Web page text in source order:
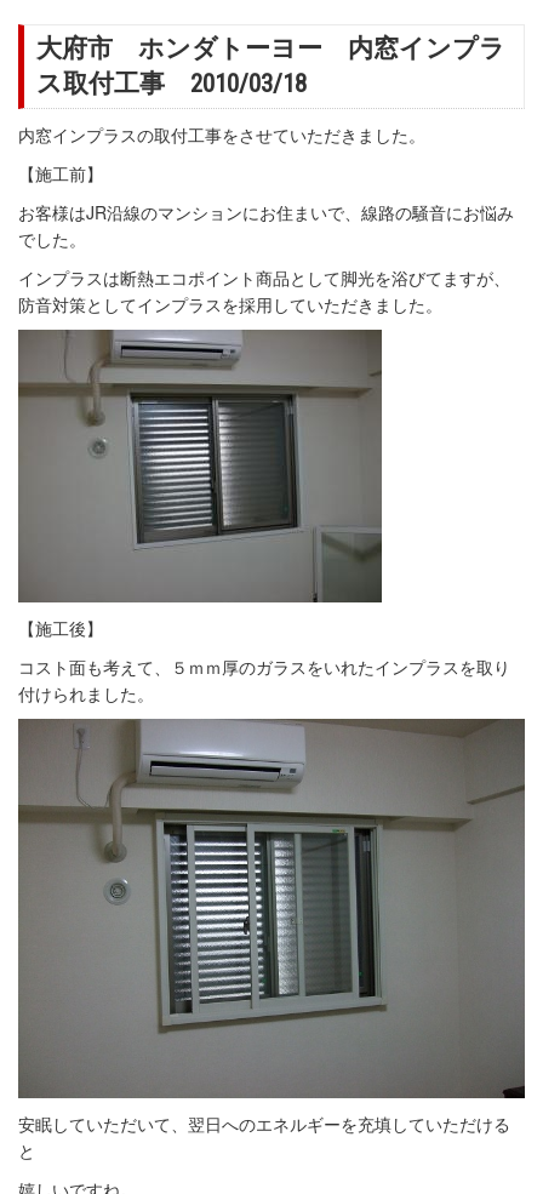
大府市 ホンダトーヨー 内窓インプラ
ス取付工事 2010/03/18
内窓インプラスの取付工事をさせていただきました。
【施工前】
お客様はJR沿線のマンションにお住まいで、線路の騒音にお悩み
でした。
インプラスは断熱エコポイント商品として脚光を浴びてますが、
防音対策としてインプラスを採用していただきました。
【施工後】
コスト面も考えて、５ｍｍ厚のガラスをいれたインプラスを取り
付けられました。
安眠していただいて、翌日へのエネルギーを充填していただける
と